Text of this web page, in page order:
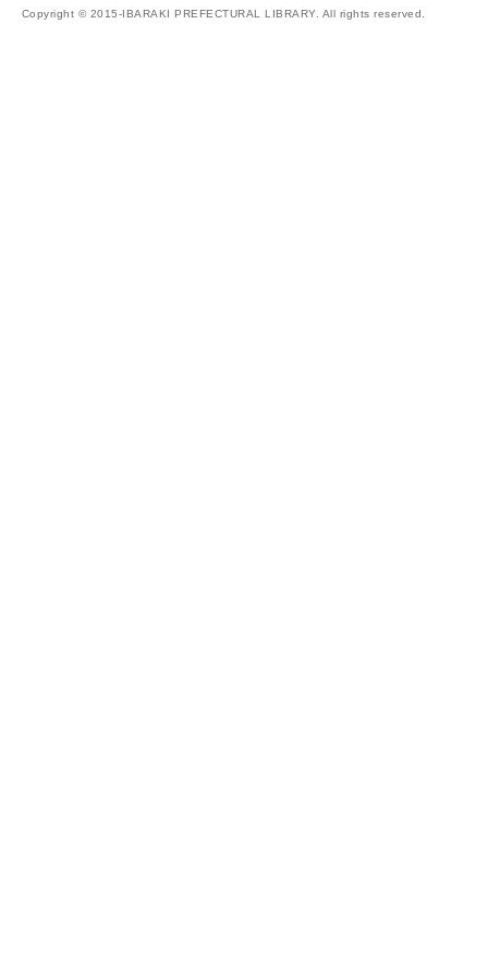
Copyright © 2015-IBARAKI PREFECTURAL LIBRARY. All rights reserved.